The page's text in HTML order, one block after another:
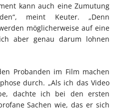
kann auch eine Zumutung
meint Keuter. „Denn
möglicherweise auf eine
aber genau darum lohnen
Probanden im Film machen
durch. „Als ich das Video
dachte ich bei den ersten
Sachen wie, das er sich